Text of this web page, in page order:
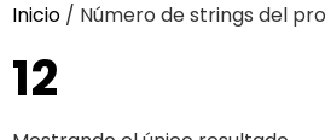
Inicio / Número de strings del
12